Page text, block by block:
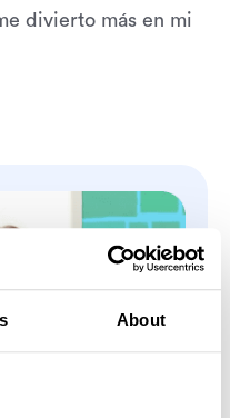
About
divierto más en mi